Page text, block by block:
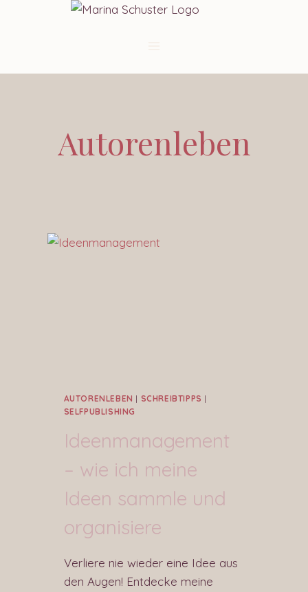
Autorenleben
AUTORENLEBEN | SCHREIBTIPPS |
SELFPUBLISHING
Ideenmanagement
– wie ich meine
Ideen sammle und
organisiere
Verliere nie wieder eine Idee aus
den Augen! Entdecke meine